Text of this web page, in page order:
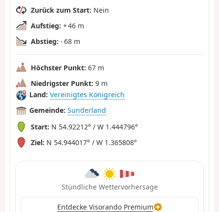
Zurück zum Start: Nein
Aufstieg: + 46 m
Abstieg: - 68 m
Höchster Punkt: 67 m
Niedrigster Punkt: 9 m
Land: Vereinigtes Königreich
Gemeinde: Sunderland
Start: N 54.92212° / W 1.444796°
Ziel: N 54.944017° / W 1.365808°
Stündliche Wettervorhersage
Entdecke Visorando Premium